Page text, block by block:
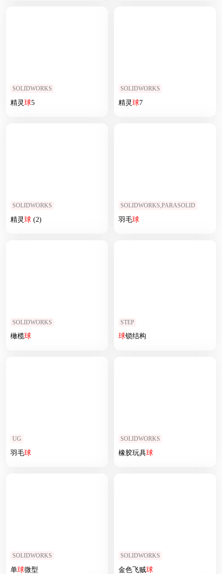
SOLIDWORKS
精灵球5
SOLIDWORKS
精灵球7
SOLIDWORKS
精灵球(2)
SOLIDWORKS,PARASOLID
羽毛球
SOLIDWORKS
橄榄球
STEP
球锁结构
UG
羽毛球
SOLIDWORKS
橡胶玩具球
SOLIDWORKS
单球微型
SOLIDWORKS
金色飞贼球